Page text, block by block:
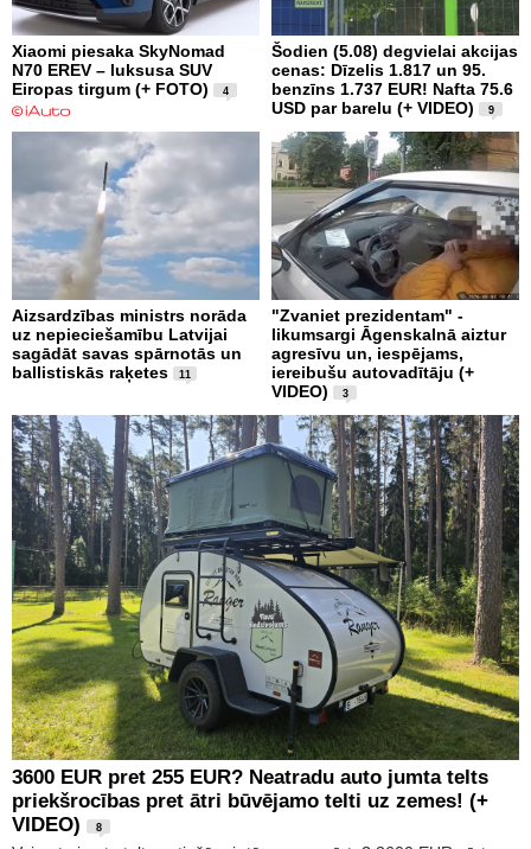
Xiaomi piesaka SkyNomad
N70 EREV – luksusa SUV
Eiropas tirgum (+ FOTO)
4
Šodien (5.08) degvielai akcijas
cenas: Dīzelis 1.817 un 95.
benzīns 1.737 EUR! Nafta 75.6
USD par barelu (+ VIDEO)
9
Aizsardzības ministrs norāda
uz nepieciešamību Latvijai
sagādāt savas spārnotās un
ballistiskās raķetes
11
"Zvaniet prezidentam" -
likumsargi Āgenskalnā aiztur
agresīvu un, iespējams,
iereibušu autovadītāju (+
VIDEO)
3
3600 EUR pret 255 EUR? Neatradu auto jumta telts
priekšrocības pret ātri būvējamo telti uz zemes! (+
VIDEO)
8